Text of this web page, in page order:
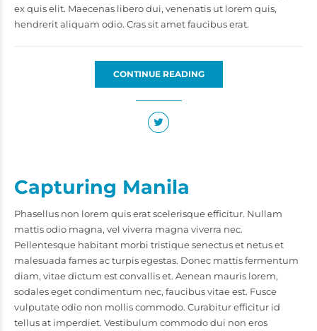
ex quis elit. Maecenas libero dui, venenatis ut lorem quis,
hendrerit aliquam odio. Cras sit amet faucibus erat.
CONTINUE READING
Capturing Manila
Phasellus non lorem quis erat scelerisque efficitur. Nullam
mattis odio magna, vel viverra magna viverra nec.
Pellentesque habitant morbi tristique senectus et netus et
malesuada fames ac turpis egestas. Donec mattis fermentum
diam, vitae dictum est convallis et. Aenean mauris lorem,
sodales eget condimentum nec, faucibus vitae est. Fusce
vulputate odio non mollis commodo. Curabitur efficitur id
tellus at imperdiet. Vestibulum commodo dui non eros